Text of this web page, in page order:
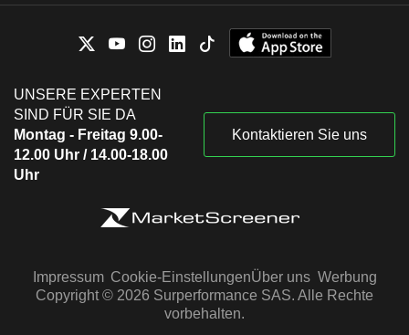
UNSERE EXPERTEN
SIND FÜR SIE DA
Montag - Freitag 9.00-
12.00 Uhr / 14.00-18.00
Uhr
Kontaktieren Sie uns
Impressum Cookie-EinstellungenÜber uns Werbung
Copyright © 2026 Surperformance SAS. Alle Rechte
vorbehalten.